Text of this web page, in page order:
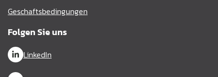
Geschaftsbedingungen
Folgen Sie uns
LinkedIn